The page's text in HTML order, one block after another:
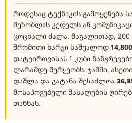
როდესაც ტექნიკის გამოყენება
მეზობლის კედელს ან
ცოცხალი ძალა. მაგალითად, 200
შრომითი ხარჯი საშუალოდ
დატვირთვისას 1 კუბი
ლარამდე მერყეობს. ჯამში,
დაშლა და გატანა შესაძლოა
მოსაპოვებელი მასალების
თანხას.